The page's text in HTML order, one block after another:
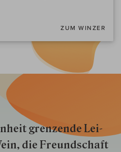
ZUM WINZER
gren­zende Lei­
die Freund­schaft